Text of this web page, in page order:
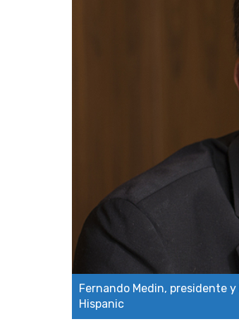
Fernando Medin, presidente
Hispanic